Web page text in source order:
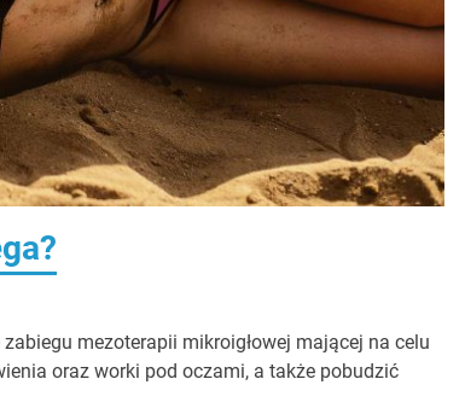
mezoterapii mikroigłowej mającej na celu
oraz worki pod oczami, a także pobudzić